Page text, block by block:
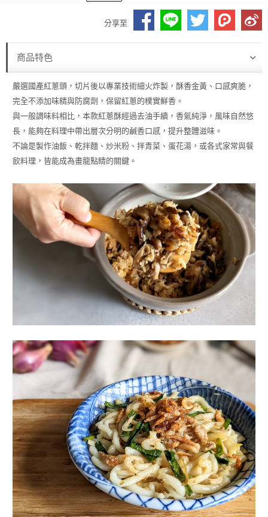
分享至
商品特色
嚴選國產紅蔥頭，切片後以專業技術細火炸製，酥香金黃、口感爽脆，
完全不添加味精與防腐劑，保留紅蔥的樸實鮮香。
與一般調味料相比，本款紅蔥酥經過去油手續，香氣純淨，風味自然悠
長，能夠在料理中帶出層次分明的鹹香口感，提升整體滋味。
不論是製作油飯、乾拌麵、炒米粉、拌青菜、蛋花湯，或各式家常與餐
飲料理，皆能成為畫龍點睛的關鍵。